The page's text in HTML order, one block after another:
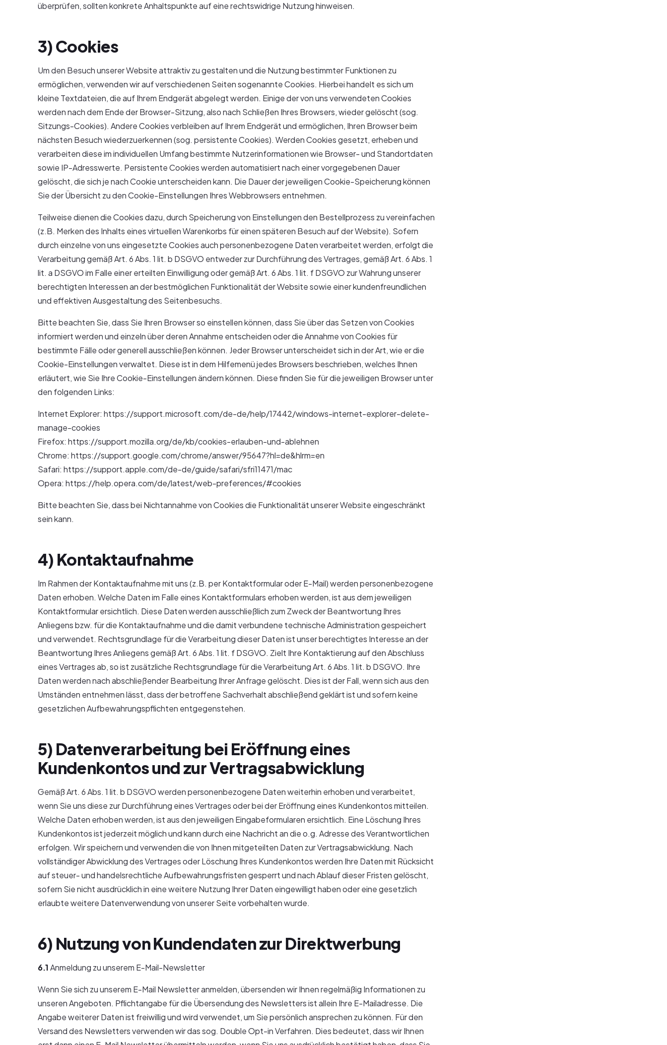
überprüfen, sollten konkrete Anhaltspunkte auf eine rechtswidrige Nutzung hinweisen.
3) Cookies
Um den Besuch unserer Website attraktiv zu gestalten und die Nutzung bestimmter Funktionen zu
ermöglichen, verwenden wir auf verschiedenen Seiten sogenannte Cookies. Hierbei handelt es sich um
kleine Textdateien, die auf Ihrem Endgerät abgelegt werden. Einige der von uns verwendeten Cookies
werden nach dem Ende der Browser-Sitzung, also nach Schließen Ihres Browsers, wieder gelöscht (sog.
Sitzungs-Cookies). Andere Cookies verbleiben auf Ihrem Endgerät und ermöglichen, Ihren Browser beim
nächsten Besuch wiederzuerkennen (sog. persistente Cookies). Werden Cookies gesetzt, erheben und
verarbeiten diese im individuellen Umfang bestimmte Nutzerinformationen wie Browser- und Standortdaten
sowie IP-Adresswerte. Persistente Cookies werden automatisiert nach einer vorgegebenen Dauer
gelöscht, die sich je nach Cookie unterscheiden kann. Die Dauer der jeweiligen Cookie-Speicherung können
Sie der Übersicht zu den Cookie-Einstellungen Ihres Webbrowsers entnehmen.
Teilweise dienen die Cookies dazu, durch Speicherung von Einstellungen den Bestellprozess zu vereinfachen
(z.B. Merken des Inhalts eines virtuellen Warenkorbs für einen späteren Besuch auf der Website). Sofern
durch einzelne von uns eingesetzte Cookies auch personenbezogene Daten verarbeitet werden, erfolgt die
Verarbeitung gemäß Art. 6 Abs. 1 lit. b DSGVO entweder zur Durchführung des Vertrages, gemäß Art. 6 Abs. 1
lit. a DSGVO im Falle einer erteilten Einwilligung oder gemäß Art. 6 Abs. 1 lit. f DSGVO zur Wahrung unserer
berechtigten Interessen an der bestmöglichen Funktionalität der Website sowie einer kundenfreundlichen
und effektiven Ausgestaltung des Seitenbesuchs.
Bitte beachten Sie, dass Sie Ihren Browser so einstellen können, dass Sie über das Setzen von Cookies
informiert werden und einzeln über deren Annahme entscheiden oder die Annahme von Cookies für
bestimmte Fälle oder generell ausschließen können. Jeder Browser unterscheidet sich in der Art, wie er die
Cookie-Einstellungen verwaltet. Diese ist in dem Hilfemenü jedes Browsers beschrieben, welches Ihnen
erläutert, wie Sie Ihre Cookie-Einstellungen ändern können. Diese finden Sie für die jeweiligen Browser unter
den folgenden Links:
Internet Explorer: https://support.microsoft.com/de-de/help/17442/windows-internet-explorer-delete-
manage-cookies
Firefox: https://support.mozilla.org/de/kb/cookies-erlauben-und-ablehnen
Chrome: https://support.google.com/chrome/answer/95647?hl=de&hlrm=en
Safari: https://support.apple.com/de-de/guide/safari/sfri11471/mac
Opera: https://help.opera.com/de/latest/web-preferences/#cookies
Bitte beachten Sie, dass bei Nichtannahme von Cookies die Funktionalität unserer Website eingeschränkt
sein kann.
4) Kontaktaufnahme
Im Rahmen der Kontaktaufnahme mit uns (z.B. per Kontaktformular oder E-Mail) werden personenbezogene
Daten erhoben. Welche Daten im Falle eines Kontaktformulars erhoben werden, ist aus dem jeweiligen
Kontaktformular ersichtlich. Diese Daten werden ausschließlich zum Zweck der Beantwortung Ihres
Anliegens bzw. für die Kontaktaufnahme und die damit verbundene technische Administration gespeichert
und verwendet. Rechtsgrundlage für die Verarbeitung dieser Daten ist unser berechtigtes Interesse an der
Beantwortung Ihres Anliegens gemäß Art. 6 Abs. 1 lit. f DSGVO. Zielt Ihre Kontaktierung auf den Abschluss
eines Vertrages ab, so ist zusätzliche Rechtsgrundlage für die Verarbeitung Art. 6 Abs. 1 lit. b DSGVO. Ihre
Daten werden nach abschließender Bearbeitung Ihrer Anfrage gelöscht. Dies ist der Fall, wenn sich aus den
Umständen entnehmen lässt, dass der betroffene Sachverhalt abschließend geklärt ist und sofern keine
gesetzlichen Aufbewahrungspflichten entgegenstehen.
5) Datenverarbeitung bei Eröffnung eines
Kundenkontos und zur Vertragsabwicklung
Gemäß Art. 6 Abs. 1 lit. b DSGVO werden personenbezogene Daten weiterhin erhoben und verarbeitet,
wenn Sie uns diese zur Durchführung eines Vertrages oder bei der Eröffnung eines Kundenkontos mitteilen.
Welche Daten erhoben werden, ist aus den jeweiligen Eingabeformularen ersichtlich. Eine Löschung Ihres
Kundenkontos ist jederzeit möglich und kann durch eine Nachricht an die o.g. Adresse des Verantwortlichen
erfolgen. Wir speichern und verwenden die von Ihnen mitgeteilten Daten zur Vertragsabwicklung. Nach
vollständiger Abwicklung des Vertrages oder Löschung Ihres Kundenkontos werden Ihre Daten mit Rücksicht
auf steuer- und handelsrechtliche Aufbewahrungsfristen gesperrt und nach Ablauf dieser Fristen gelöscht,
sofern Sie nicht ausdrücklich in eine weitere Nutzung Ihrer Daten eingewilligt haben oder eine gesetzlich
erlaubte weitere Datenverwendung von unserer Seite vorbehalten wurde.
6) Nutzung von Kundendaten zur Direktwerbung
6.1Anmeldung zu unserem E-Mail-Newsletter
Wenn Sie sich zu unserem E-Mail Newsletter anmelden, übersenden wir Ihnen regelmäßig Informationen zu
unseren Angeboten. Pflichtangabe für die Übersendung des Newsletters ist allein Ihre E-Mailadresse. Die
Angabe weiterer Daten ist freiwillig und wird verwendet, um Sie persönlich ansprechen zu können. Für den
Versand des Newsletters verwenden wir das sog. Double Opt-in Verfahren. Dies bedeutet, dass wir Ihnen